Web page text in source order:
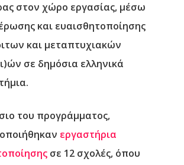
στον χώρο εργασίας, μέσω
και ευαισθητοποίησης
και μεταπτυχιακών
σε δημόσια ελληνικά
του προγράμματος,
εργαστήρια
σε 12 σχολές, όπου